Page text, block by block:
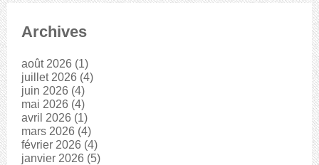
Archives
août 2026 (1)
juillet 2026 (4)
juin 2026 (4)
mai 2026 (4)
avril 2026 (1)
mars 2026 (4)
février 2026 (4)
janvier 2026 (5)